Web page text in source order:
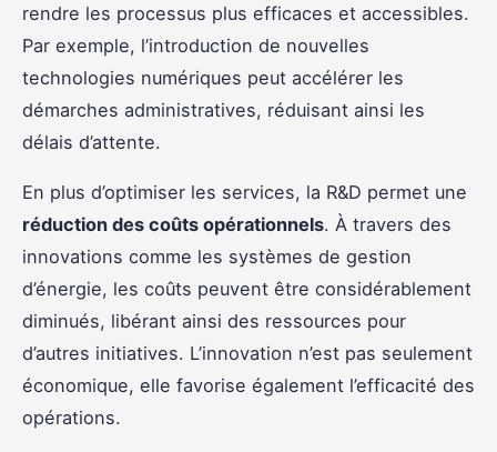
rendre les processus plus efficaces et accessibles.
Par exemple, l’introduction de nouvelles
technologies numériques peut accélérer les
démarches administratives, réduisant ainsi les
délais d’attente.
En plus d’optimiser les services, la R&D permet une
réduction des coûts opérationnels. À travers des
innovations comme les systèmes de gestion
d’énergie, les coûts peuvent être considérablement
diminués, libérant ainsi des ressources pour
d’autres initiatives. L’innovation n’est pas seulement
économique, elle favorise également l’efficacité des
opérations.